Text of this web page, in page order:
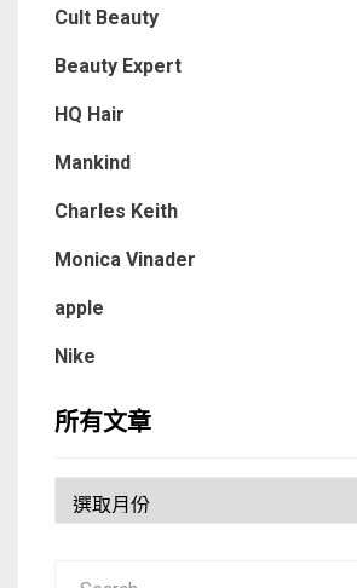
Cult Beauty
Beauty Expert
HQ Hair
Mankind
Charles Keith
Monica Vinader
apple
Nike
所有文章
有